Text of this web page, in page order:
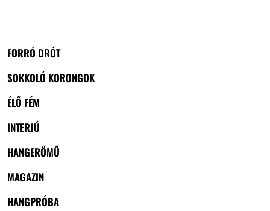
FORRÓ DRÓT
SOKKOLÓ KORONGOK
ÉLŐ FÉM
INTERJÚ
HANGERŐMŰ
MAGAZIN
HANGPRÓBA